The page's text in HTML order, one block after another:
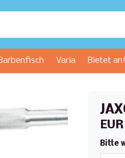
Varia Bietet an!
Bitte